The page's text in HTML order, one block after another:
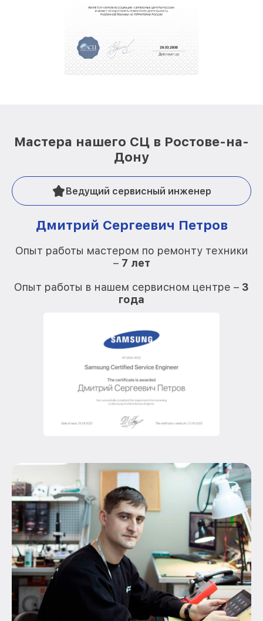
Мастера нашего СЦ в Ростове-на-
Дону
Ведущий сервисный инженер
Дмитрий Сергеевич Петров
Опыт работы мастером по ремонту техники
– 7 лет
Опыт работы в нашем сервисном центре – 3
года